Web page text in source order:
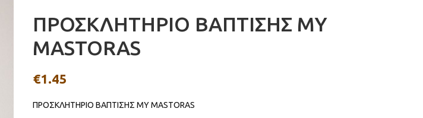
ΠΡΟΣΚΛΗΤΗΡΙΟ ΒΑΠΤΙΣΗΣ MY
MASTORAS
€1.45
ΠΡΟΣΚΛΗΤΗΡΙΟ ΒΑΠΤΙΣΗΣ MY MASTORAS